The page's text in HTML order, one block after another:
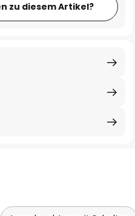
zu diesem Artikel?